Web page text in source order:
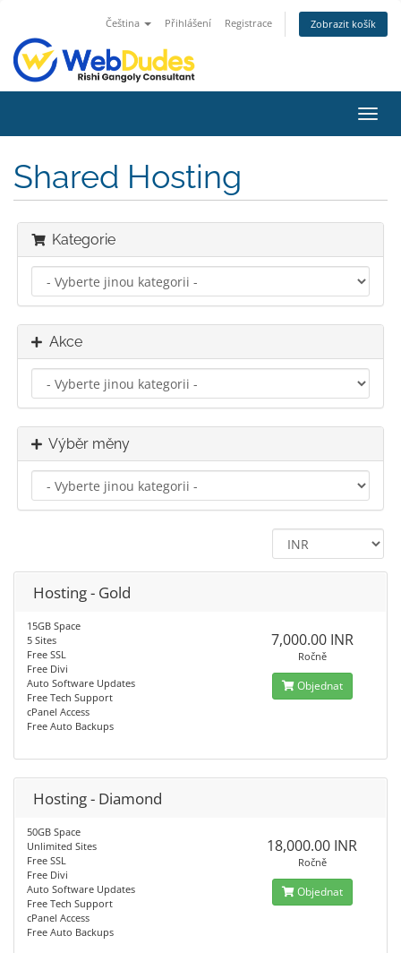
Čeština Přihlášení Registrace Zobrazit košík
Shared Hosting
Kategorie
Akce
Výběr měny
Hosting - Gold
15GB Space
5 Sites
Free SSL
Free Divi
Auto Software Updates
Free Tech Support
cPanel Access
Free Auto Backups
7,000.00 INR
Ročně
Objednat
Hosting - Diamond
50GB Space
Unlimited Sites
Free SSL
Free Divi
Auto Software Updates
Free Tech Support
cPanel Access
Free Auto Backups
18,000.00 INR
Ročně
Objednat